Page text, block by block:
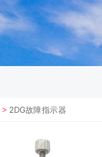
> 2DG故障指示器